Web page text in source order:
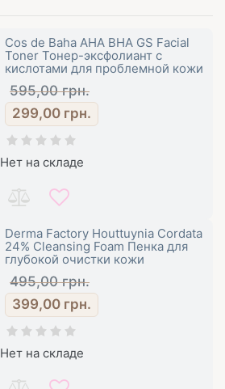
Cos de Baha AHA BHA GS Facial
Toner Тонер-эксфолиант с
кислотами для проблемной кожи
595,00 грн.
299,00 грн.
Нет на складе
Derma Factory Houttuynia Cordata
24% Cleansing Foam Пенка для
глубокой очистки кожи
495,00 грн.
399,00 грн.
Нет на складе